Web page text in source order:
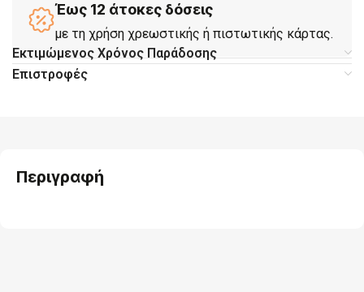
Έως 12 άτοκες δόσεις
με τη χρήση χρεωστικής ή πιστωτικής κάρτας.
Εκτιμώμενος Χρόνος Παράδοσης
Επιστροφές
Περιγραφή